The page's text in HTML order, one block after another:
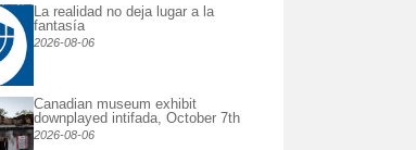
La realidad no deja lugar a la
fantasía
2026-08-06
Canadian museum exhibit
downplayed intifada, October 7th
2026-08-06